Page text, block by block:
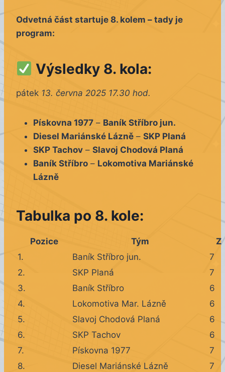
Odvetná část startuje 8. kolem – tady je
program:
Výsledky 8. kola:
pátek 13. června 2025 17.30 hod.
Pískovna 1977 – Baník Stříbro jun.
Diesel Mariánské Lázně – SKP Planá
SKP Tachov – Slavoj Chodová Planá
Baník Stříbro – Lokomotiva Mariánské
Lázně
Tabulka po 8. kole:
Pozice Tým
Z
1.
Baník Stříbro jun.
7
2.
SKP Planá
7
3.
Baník Stříbro
6
4.
Lokomotiva Mar. Lázně
6
5.
Slavoj Chodová Planá
6
6.
SKP Tachov
6
7.
Pískovna 1977
7
8.
Diesel Mariánské Lázně 7